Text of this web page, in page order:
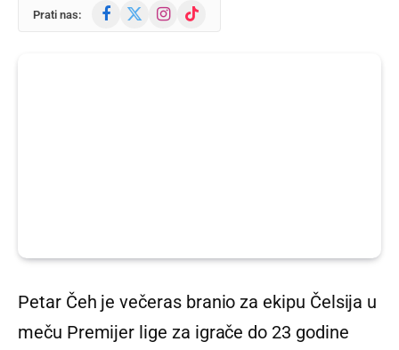
Prati nas: Facebook Instagram
TikTok
Petar Čeh je večeras branio za ekipu Čelsija u
meču Premijer lige za igrače do 23 godine